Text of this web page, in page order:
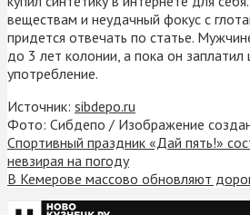
веществам и неудачный фокус с
придется отвечать по статье.
до 3 лет колонии, а пока он
употребление.
Источник: sibdepo.ru
Фото: Сибдепо / Изображение
Спортивный праздник «Дай пять!»
невзирая на погоду
В Кемерове массово обновляют